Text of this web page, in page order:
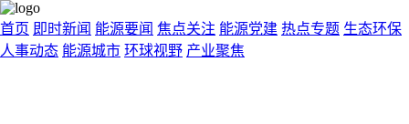
首页 即时新闻 能源要闻 焦点关注 能源党建 热点专题 生态环保
人事动态 能源城市 环球视野 产业聚焦